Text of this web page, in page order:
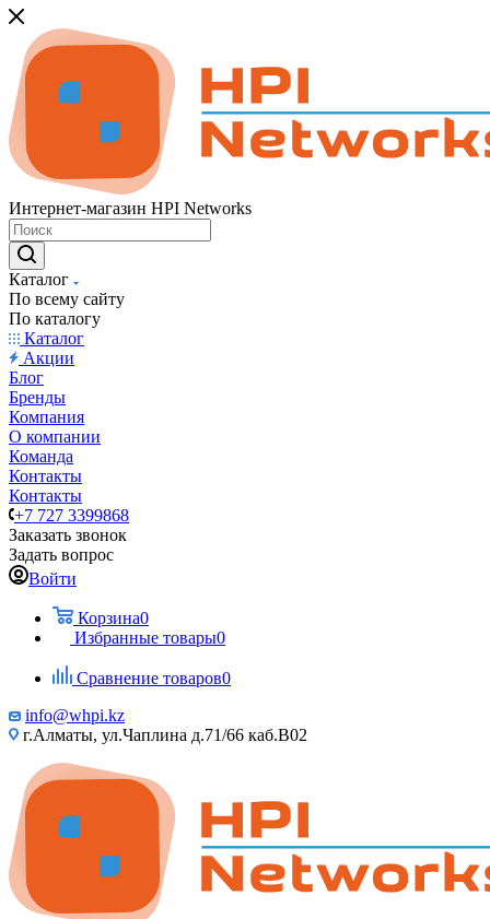
Интернет-магазин HPI Networks
Каталог
По всему сайту
По каталогу
Каталог
Акции
Блог
Бренды
Компания
О компании
Команда
Контакты
Контакты
+7 727 3399868
Заказать звонок
Задать вопрос
Войти
Корзина0
Избранные товары0
Сравнение товаров0
info@whpi.kz
г.Алматы, ул.Чаплина д.71/66 каб.B02